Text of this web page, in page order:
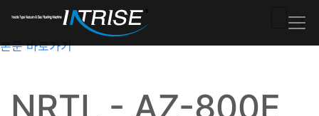
본문 바로가기
NRTL - AZ-800E